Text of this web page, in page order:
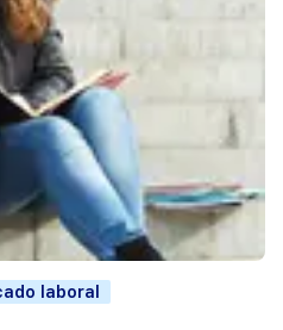
laboral